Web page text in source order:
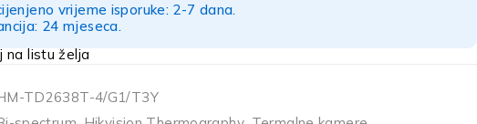
vrijeme isporuke: 2-7 dana.
24 mjeseca.
TD2638T-4/G1/T3Y